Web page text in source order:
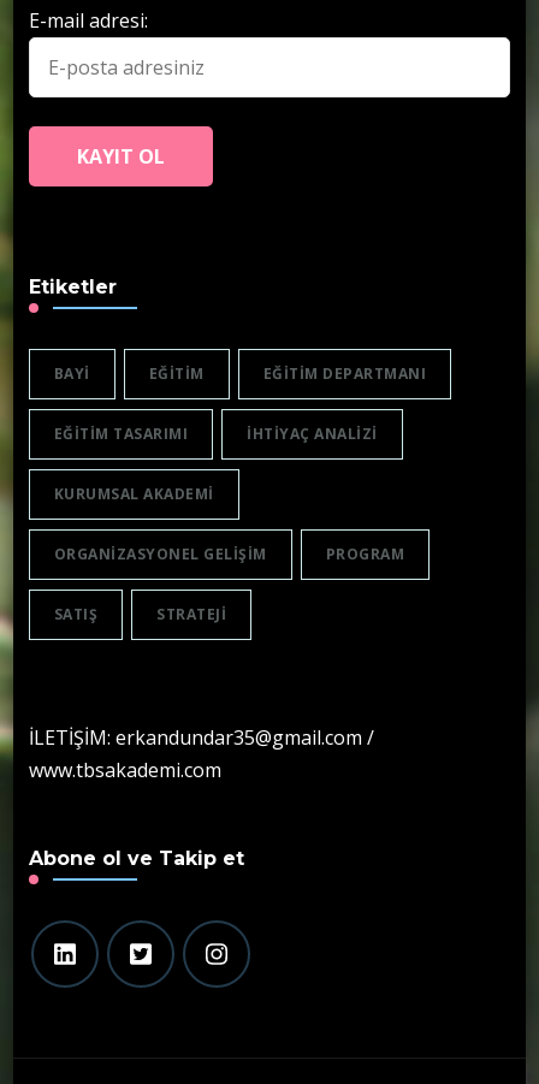
E-mail adresi:
Etiketler
BAYI EĞITIM EĞITIM DEPARTMANI
EĞITIM TASARIMI IHTIYAÇ ANALIZI
KURUMSAL AKADEMI
ORGANIZASYONEL GELIŞIM PROGRAM
SATIŞ STRATEJI
İLETİŞİM: erkandundar35@gmail.com /
www.tbsakademi.com
Abone ol ve Takip et